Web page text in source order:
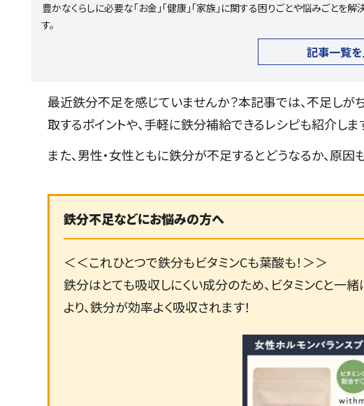
豊かなくらしに必要な「お金」「健康」「家族」に関する困りごとや悩みごと
す。
記事一覧
最近鉄分不足を感じていませんか？本記事では、不足しが
取するポイントや、手軽に鉄分補給できるレシピも紹介しま
また、男性・女性ともに鉄分が不足するとどうなるか、原因
鉄分不足などにお悩みの方へ
＜＜これひとつで鉄分もビタミンCも葉酸も！＞＞
鉄分はとても吸収しにくい成分のため、ビタミンCと一
より、鉄分が効率よく吸収されます！